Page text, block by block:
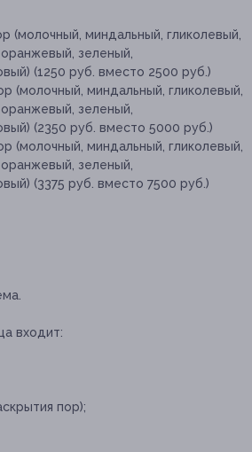
(молочный, миндальный, гликолевый,
зеленый,
(1250 руб. вместо 2500 руб.)
(молочный, миндальный, гликолевый,
зеленый,
(2350 руб. вместо 5000 руб.)
(молочный, миндальный, гликолевый,
зеленый,
(3375 руб. вместо 7500 руб.)
входит:
пор);